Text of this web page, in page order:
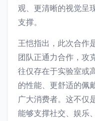
观、更清晰的视觉呈
支撑。
王恺指出，此次合作
团队正通力合作，攻
往仅存在于实验室或
的性能、更舒适的佩
广大消费者。这不仅
能够支撑社交、娱乐